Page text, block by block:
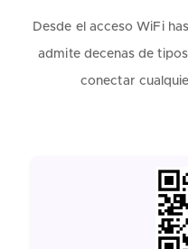
Desde el acceso WiFi
admite decenas de
conectar